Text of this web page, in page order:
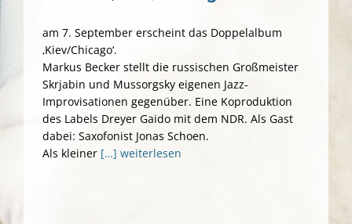
am 7. September erscheint das Doppelalbum
‚Kiev/Chicago‘.
Markus Becker stellt die russischen Großmeister
Skrjabin und Mussorgsky eigenen Jazz-
Improvisationen gegenüber. Eine Koproduktion
des Labels Dreyer Gaido mit dem NDR. Als Gast
dabei: Saxofonist Jonas Schoen.
Als kleiner […] weiterlesen